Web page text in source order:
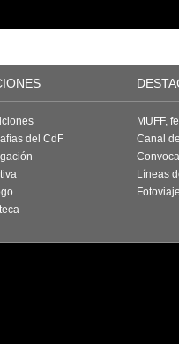
del CdF
MUFF,
Canal
Líneas